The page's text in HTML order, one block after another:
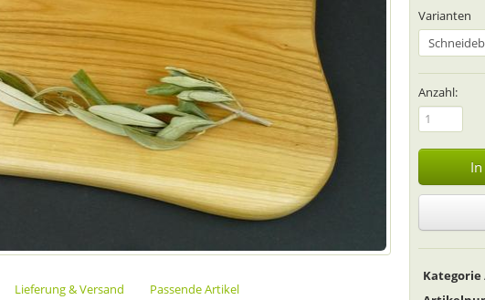
Lieferung & Versand Passende Artikel
Varianten
Anzahl:
Kategorie